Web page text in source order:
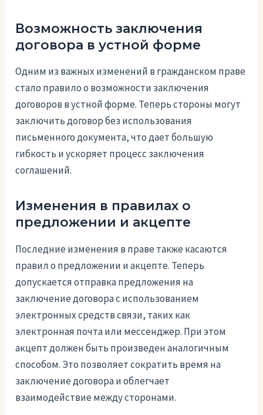
Возможность заключения
договора в устной форме
Одним из важных изменений в гражданском праве
стало правило о возможности заключения
договоров в устной форме. Теперь стороны могут
заключить договор без использования
письменного документа, что дает большую
гибкость и ускоряет процесс заключения
соглашений.
Изменения в правилах о
предложении и акцепте
Последние изменения в праве также касаются
правил о предложении и акцепте. Теперь
допускается отправка предложения на
заключение договора с использованием
электронных средств связи, таких как
электронная почта или мессенджер. При этом
акцепт должен быть произведен аналогичным
способом. Это позволяет сократить время на
заключение договора и облегчает
взаимодействие между сторонами.